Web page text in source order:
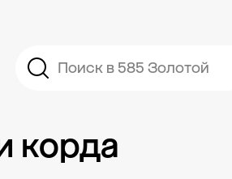
Поиск в 585 Золотой
корда